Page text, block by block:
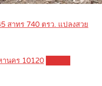
สาทร 740 ตรว. แปลงสวย
านคร 10120